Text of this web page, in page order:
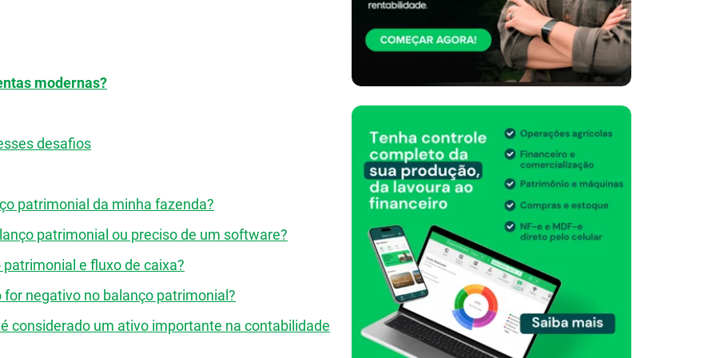
modernas?
desafios
patrimonial da minha fazenda?
patrimonial ou preciso de um software?
e fluxo de caixa?
negativo no balanço patrimonial?
considerado um ativo importante na contabilidade